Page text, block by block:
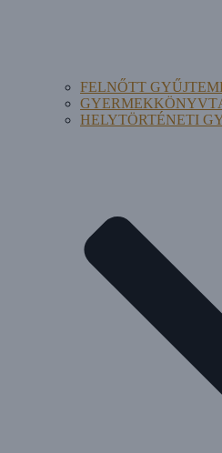
FELNŐTT
HELYTÖRTÉNETI